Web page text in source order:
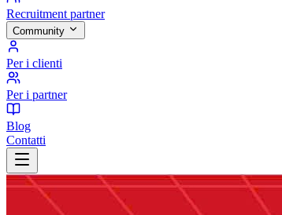
Recruitment partner
Community
Per i clienti
Per i partner
Blog
Contatti